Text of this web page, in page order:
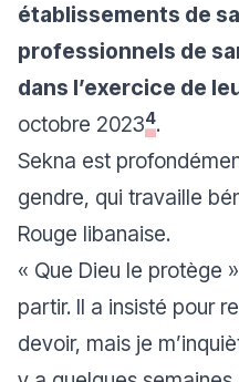
établissements de
professionnels de
dans l’exercice de
octobre 20234.
Sekna est
gendre, qui travaille
Rouge libanaise.
« Que Dieu le protège »
partir. Il a insisté pour
devoir, mais je